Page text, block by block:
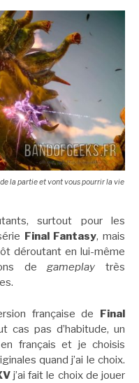
la partie et vont vous pourrir la vie
surtout pour les
Final Fantasy, mais
déroutant en lui-même
degameplay très
française de Final
cas pas d’habitude, un
français et je choisis
quand j’ai le choix.
j’ai fait le choix de jouer